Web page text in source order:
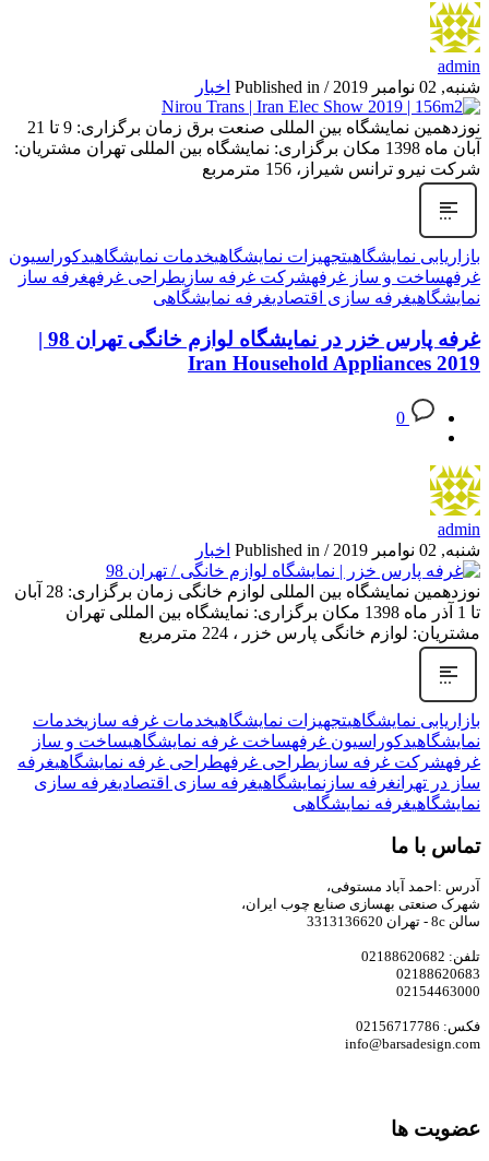
admin
شنبه, 02 نوامبر 2019
/
Published in اخبار
نوزدهمین نمایشگاه بین المللی صنعت برق زمان برگزاری: 9 تا 21
آبان ماه 1398 مکان برگزاری: نمایشگاه بین المللی تهران مشتریان:
شرکت نیرو ترانس شیراز، 156 مترمربع
بازاریابی نمایشگاهیتجهیزات نمایشگاهیخدمات نمایشگاهیدکوراسیون
غرفهساخت و ساز غرفهشرکت غرفه سازیطراحی غرفهغرفه ساز
نمایشگاهیغرفه سازی اقتصادیغرفه نمایشگاهی
غرفه پارس خزر در نمایشگاه لوازم خانگی تهران 98 |
Iran Household Appliances 2019
0
admin
شنبه, 02 نوامبر 2019
/
Published in اخبار
نوزدهمین نمایشگاه بین المللی لوازم خانگی زمان برگزاری: 28 آبان
تا 1 آذر ماه 1398 مکان برگزاری: نمایشگاه بین المللی تهران
مشتریان: لوازم خانگی پارس خزر ، 224 مترمربع
بازاریابی نمایشگاهیتجهیزات نمایشگاهیخدمات غرفه سازیخدمات
نمایشگاهیدکوراسیون غرفهساخت غرفه نمایشگاهیساخت و ساز
غرفهشرکت غرفه سازیطراحی غرفهطراحی غرفه نمایشگاهیغرفه
ساز در تهرانغرفه سازنمایشگاهیغرفه سازی اقتصادیغرفه سازی
نمایشگاهیغرفه نمایشگاهی
تماس با ما
آدرس :احمد آباد مستوفی،
شهرک صنعتی بهسازی صنایع چوب ایران،
سالن 8c - تهران 3313136620
تلفن: 02188620682
02188620683
02154463000
فکس: 02156717786
info@barsadesign.com
عضویت ها